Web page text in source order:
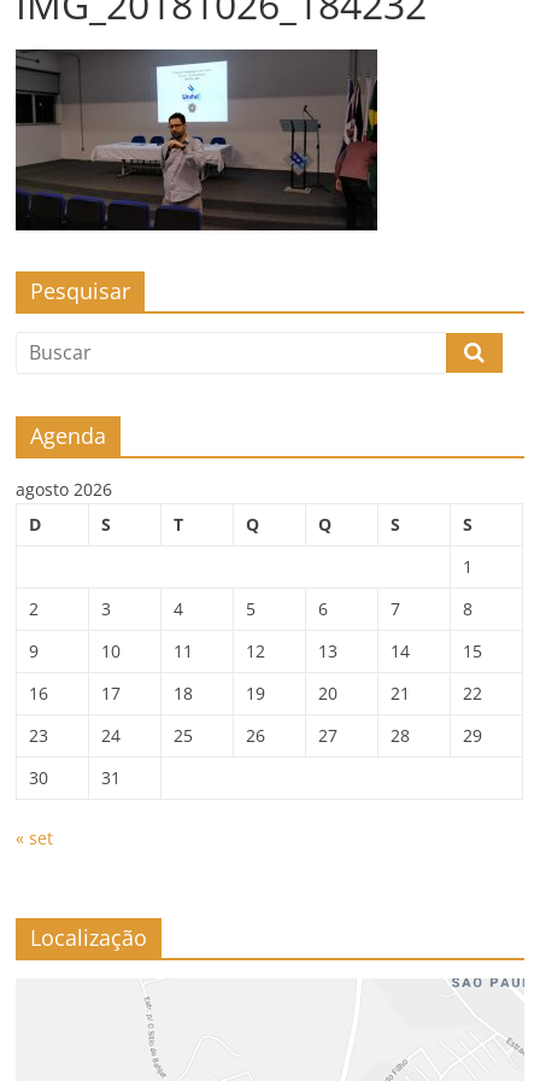
Pesquisar
Agenda
agosto 2026
D
S T Q Q S
S
1
2
3 4 5 6 7
8
9
10 11 12 13 14
15
16
17 18 19 20 21
22
23
24 25 26 27 28
29
30
31
« set
Localização